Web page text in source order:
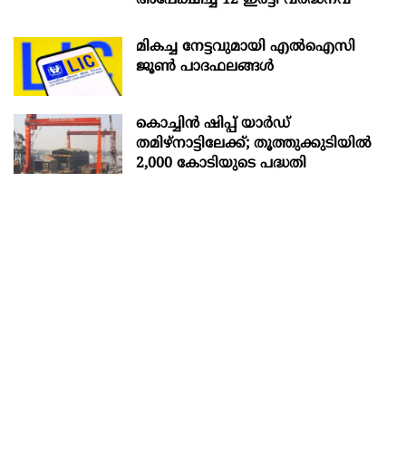
മികച്ച നേട്ടവുമായി എൽഐസി
ജൂൺ പാദഫലങ്ങൾ
കൊച്ചിന്‍ ഷിപ്പ് യാർഡ്
തമിഴ്നാട്ടിലേക്ക്; തൂത്തുക്കുടിയിൽ
2,000 കോടിയുടെ പദ്ധതി